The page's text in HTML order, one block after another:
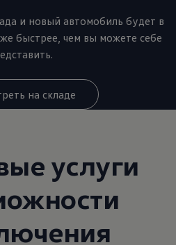
и новый автомобиль будет в
быстрее, чем вы можете себе
на складе
услуги